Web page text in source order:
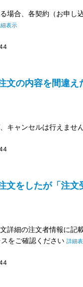
場合、各契約（お申し
表示
文の内容を間違
キャンセルは行えませ
文をしたが「注
詳細の注文者情報に記
をご確認ください 詳細